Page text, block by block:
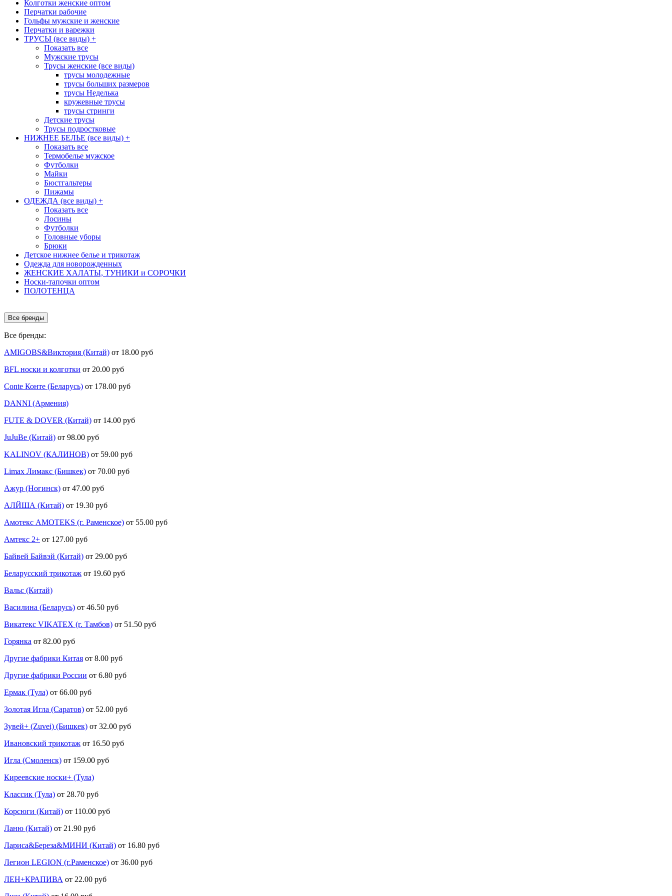
Колготки женские оптом
Перчатки рабочие
Гольфы мужские и женские
Перчатки и варежки
ТРУСЫ (все виды) +
Показать все
Мужские трусы
Трусы женские (все виды)
трусы молодежные
трусы больших размеров
трусы Неделька
кружевные трусы
трусы стринги
Детские трусы
Трусы подростковые
НИЖНЕЕ БЕЛЬЕ (все виды) +
Показать все
Термобелье мужское
Футболки
Майки
Бюстгальтеры
Пижамы
ОДЕЖДА (все виды) +
Показать все
Лосины
Футболки
Головные уборы
Брюки
Детское нижнее белье и трикотаж
Одежда для новорожденных
ЖЕНСКИЕ ХАЛАТЫ, ТУНИКИ и СОРОЧКИ
Носки-тапочки оптом
ПОЛОТЕНЦА
Все бренды
Все бренды:
AMIGOBS&Виктория (Китай) от 18.00 руб
BFL носки и колготки от 20.00 руб
Conte Конте (Беларусь) от 178.00 руб
DANNI (Армения)
FUTE & DOVER (Китай) от 14.00 руб
JuJuBe (Китай) от 98.00 руб
KALINOV (КАЛИНОВ) от 59.00 руб
Limax Лимакс (Бишкек) от 70.00 руб
Ажур (Ногинск) от 47.00 руб
АЛЙША (Китай) от 19.30 руб
Амотекс AMOTEKS (г. Раменское) от 55.00 руб
Амтекс 2+ от 127.00 руб
Байвей Байвэй (Китай) от 29.00 руб
Беларусский трикотаж от 19.60 руб
Вальс (Китай)
Василина (Беларусь) от 46.50 руб
Викатекс VIKATEX (г. Тамбов) от 51.50 руб
Горянка от 82.00 руб
Другие фабрики Китая от 8.00 руб
Другие фабрики России от 6.80 руб
Ермак (Тула) от 66.00 руб
Золотая Игла (Саратов) от 52.00 руб
Зувей+ (Zuvei) (Бишкек) от 32.00 руб
Ивановский трикотаж от 16.50 руб
Игла (Смоленск) от 159.00 руб
Киреевские носки+ (Тула)
Классик (Тула) от 28.70 руб
Корсюги (Китай) от 110.00 руб
Ланю (Китай) от 21.90 руб
Лариса&Береза&МИНИ (Китай) от 16.80 руб
Легион LEGION (г.Раменское) от 36.00 руб
ЛЕН+КРАПИВА от 22.00 руб